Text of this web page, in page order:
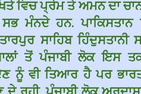
ਵਿਚ ਪ੍ਰੇਮ ਤੇ ਅਮਨ ਦਾ
ਮੰਨਦੇ ਹਨ.
ਸਾਹਿਬ
ਤੋਂ ਪੰਜਾਬੀ ਲੋਕ ਇਸ
ਨੂੰ ਵੀ ਤਿਆਰ ਹੈ ਪਰ